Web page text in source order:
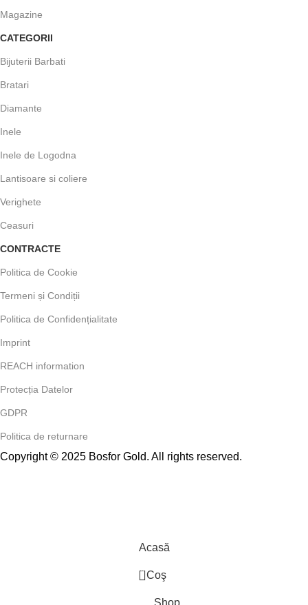
Magazine
CATEGORII
Bijuterii Barbati
Bratari
Diamante
Inele
Inele de Logodna
Lantisoare si coliere
Verighete
Ceasuri
CONTRACTE
Politica de Cookie
Termeni și Condiții
Politica de Confidențialitate
Imprint
REACH information
Protecția Datelor
GDPR
Politica de returnare
Copyright © 2025 Bosfor Gold. All rights reserved.
Acasă
0 Coş